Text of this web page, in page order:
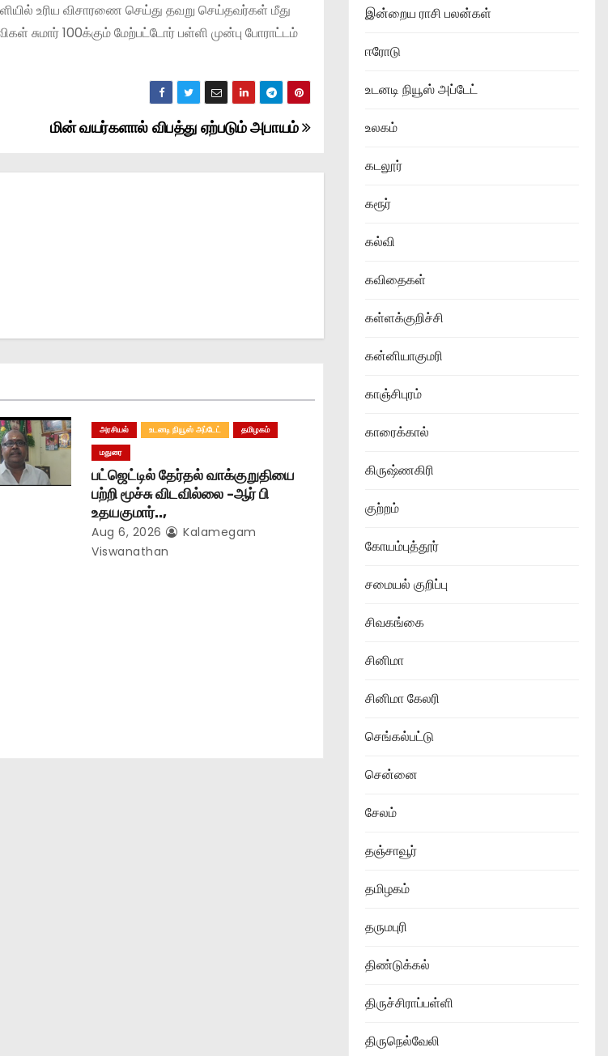
உரிய விசாரணை செய்து தவறு செய்தவர்கள் மீது
சுமார் 100க்கும் மேற்பட்டோர் பள்ளி முன்பு போராட்டம்
மின் வயர்களால் விபத்து ஏற்படும் அபாயம்
அரசியல் உடனடி நியூஸ் அப்டேட்
தமிழகம்
மதுரை
பட்ஜெட்டில் தேர்தல் வாக்குறுதியை
பற்றி மூச்சு விடவில்லை -ஆர் பி
உதயகுமார்..,
Aug 6, 2026
Kalamegam
Viswanathan
இன்றைய ராசி பலன்கள்
ஈரோடு
உடனடி நியூஸ் அப்டேட்
உலகம்
கடலூர்
கரூர்
கல்வி
கவிதைகள்
கள்ளக்குறிச்சி
கன்னியாகுமரி
காஞ்சிபுரம்
காரைக்கால்
கிருஷ்ணகிரி
குற்றம்
கோயம்புத்தூர்
சமையல் குறிப்பு
சிவகங்கை
சினிமா
சினிமா கேலரி
செங்கல்பட்டு
சென்னை
சேலம்
தஞ்சாவூர்
தமிழகம்
தருமபுரி
திண்டுக்கல்
திருச்சிராப்பள்ளி
திருநெல்வேலி